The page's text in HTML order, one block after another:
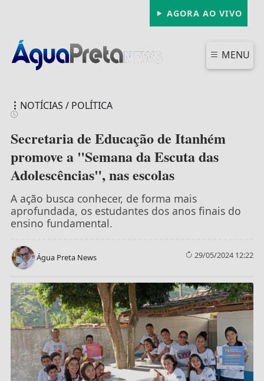
AGORA AO VIVO
MENU
NOTÍCIAS / POLÍTICA
Secretaria de Educação de Itanhém
promove a "Semana da Escuta das
Adolescências", nas escolas
A ação busca conhecer, de forma mais
aprofundada, os estudantes dos anos finais do
ensino fundamental.
Água Preta News 29/05/2024 12:22